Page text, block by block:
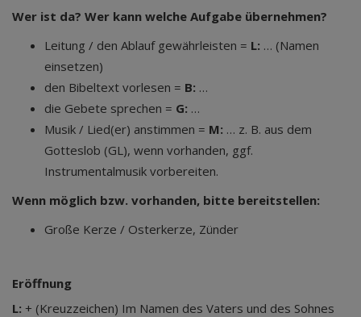
Wer ist da? Wer kann welche Aufgabe übernehmen?
Leitung / den Ablauf gewährleisten = L: … (Namen
einsetzen)
den Bibeltext vorlesen = B: …
die Gebete sprechen = G: …
Musik / Lied(er) anstimmen = M: … z. B. aus dem
Gotteslob (GL), wenn vorhanden, ggf.
Instrumentalmusik vorbereiten.
Wenn möglich bzw. vorhanden, bitte bereitstellen:
Große Kerze / Osterkerze, Zünder
Eröffnung
L: + (Kreuzzeichen) Im Namen des Vaters und des Sohnes